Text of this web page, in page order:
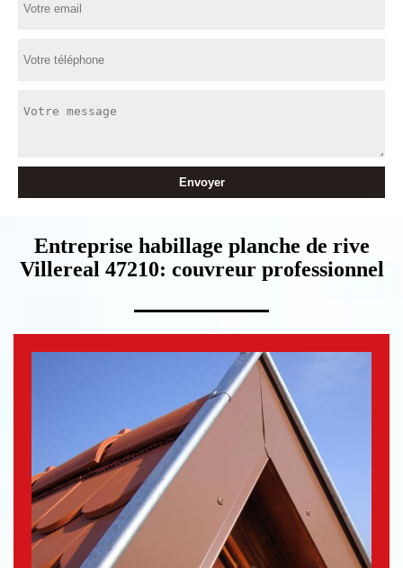
Entreprise habillage planche de rive
Villereal 47210: couvreur professionnel